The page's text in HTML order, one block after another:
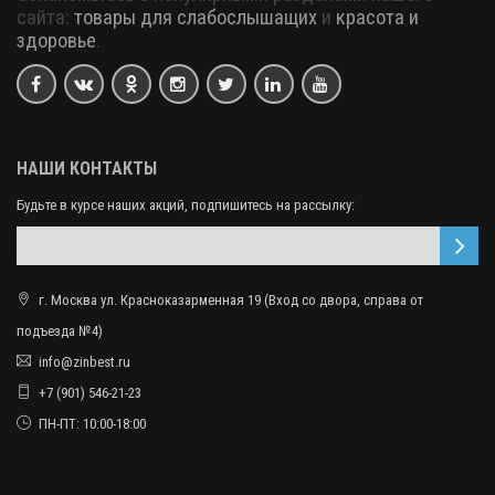
сайта: товары для слабослышащих и красота и
здоровье.
НАШИ КОНТАКТЫ
Будьте в курсе наших акций, подпишитесь на рассылку:
г. Москва ул. Красноказарменная 19 (Вход со двора, справа от
подъезда №4)
info@zinbest.ru
+7 (901) 546-21-23
ПН-ПТ: 10:00-18:00